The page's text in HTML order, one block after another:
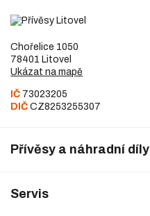
Chořelice 1050
78401 Litovel
Ukázat na mapě
IČ 73023205
DIČ CZ8253255307
Přívěsy a náhradní díly
Servis